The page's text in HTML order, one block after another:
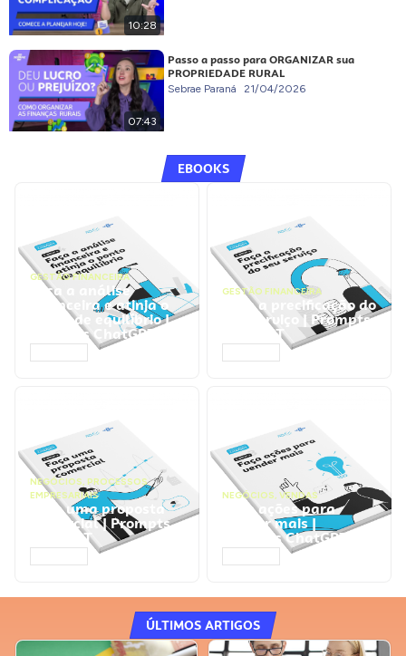
10:28
07:43
Passo a passo para ORGANIZAR sua
PROPRIEDADE RURAL
Sebrae Paraná 21/04/2026
EBOOKS
GESTÃO FINANCEIRA
Faça a análise
financeira e atinja o
ponto de equilíbrio |
Prompts ChatGPT
GESTÃO FINANCEIRA
Faça a precificação do
seu serviço | Prompts
ChatGPT
NEGÓCIOS, PROCESSOS
EMPRESARIAIS
Faça uma proposta
comercial | Prompts
ChatGPT
NEGÓCIOS, VENDAS
Faça ações para
vender mais |
Prompts ChatGPT
ÚLTIMOS ARTIGOS